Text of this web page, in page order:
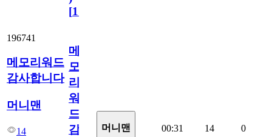
[110
196741
메모리워드
감사합니다
머니맨
14
메
모
리
워
드
감
머니맨 00:31 14 0